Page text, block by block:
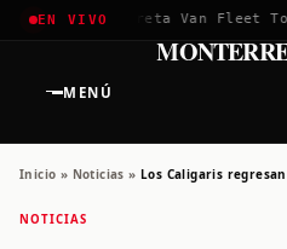
EN VIVO
2026✱Greta Van Fleet Tour
MENÚ
Inicio » Noticias » Los Caligaris
NOTICIAS